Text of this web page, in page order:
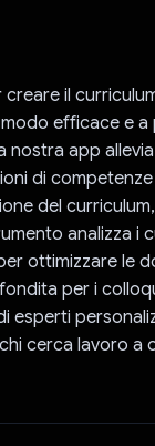
il
efficace e
app
di
del
analizza i
ottimizzare le
per i
esperti
cerca lavoro a